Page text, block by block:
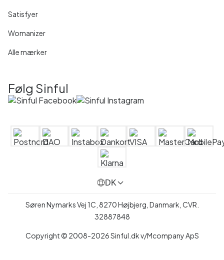
Satisfyer
Womanizer
Alle mærker
Følg Sinful
DK
Søren Nymarks Vej 1C, 8270 Højbjerg, Danmark, CVR.
32887848
Copyright © 2008-2026 Sinful.dk v/Mcompany ApS